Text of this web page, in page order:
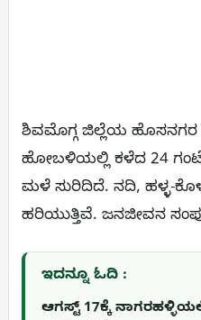
ಶಿವಮೊಗ್ಗ ಜಿಲ್ಲೆಯ
ಹೋಬಳಿಯಲ್ಲಿ ಕಳೆದ 24
ಮಳೆ ಸುರಿದಿದೆ. ನದಿ, ಹಳ್ಳ-
ಹರಿಯುತ್ತಿವೆ. ಜನಜೀವನ
ಇದನ್ನೂ ಓದಿ :
ಆಗಸ್ಟ್ 17ಕ್ಕೆ